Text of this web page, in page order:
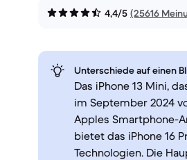
4,4/5 (25616
Unterschiede auf einen
Das iPhone 13 Mini,
im September 2024
Apples Smartphone-
bietet das iPhone 16
Technologien. Die